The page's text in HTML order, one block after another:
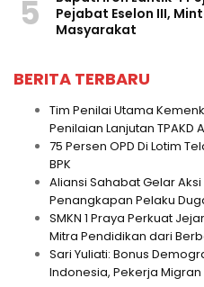
5
Pejabat Eselon III,
Masyarakat
BERITA TERBARU
Tim Penilai Utama
Penilaian Lanjutan TPAKD
75 Persen OPD Di Lotim
BPK
Aliansi Sahabat Gelar
Penangkapan Pelaku
SMKN 1 Praya Perkuat
Mitra Pendidikan dari
Sari Yuliati: Bonus
Indonesia, Pekerja